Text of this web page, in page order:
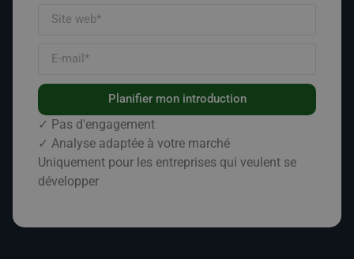
Planifier mon introduction
✓ Pas d'engagement
✓ Analyse adaptée à votre marché
Uniquement pour les entreprises qui veulent se
développer